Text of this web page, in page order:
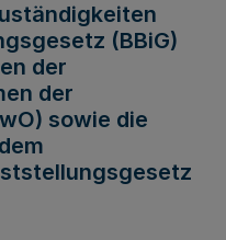
(BBiG)
der
der
sowie die